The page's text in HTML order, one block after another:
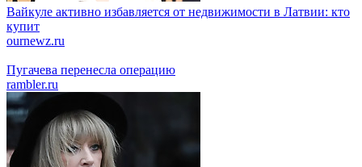
Вайкуле активно избавляется от недвижимости в Латвии: кто
купит
ournewz.ru
Пугачева перенесла операцию
rambler.ru